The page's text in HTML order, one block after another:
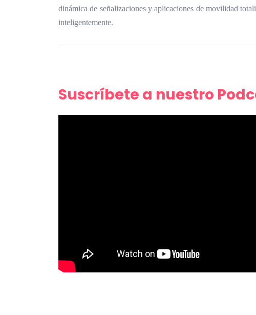
dinámica de señalizaciones y aplicaciones de movilidad
inteligentemente.
Suscríbete a nuestro